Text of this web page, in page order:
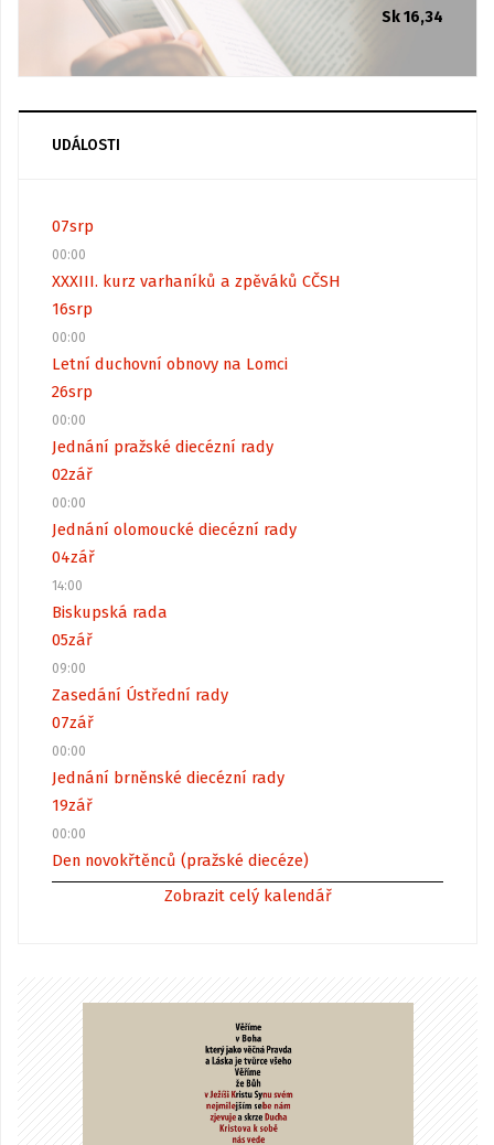
Sk 16,34
UDÁLOSTI
07srp
00:00
XXXIII. kurz varhaníků a zpěváků CČSH
16srp
00:00
Letní duchovní obnovy na Lomci
26srp
00:00
Jednání pražské diecézní rady
02zář
00:00
Jednání olomoucké diecézní rady
04zář
14:00
Biskupská rada
05zář
09:00
Zasedání Ústřední rady
07zář
00:00
Jednání brněnské diecézní rady
19zář
00:00
Den novokřtěnců (pražské diecéze)
Zobrazit celý kalendář